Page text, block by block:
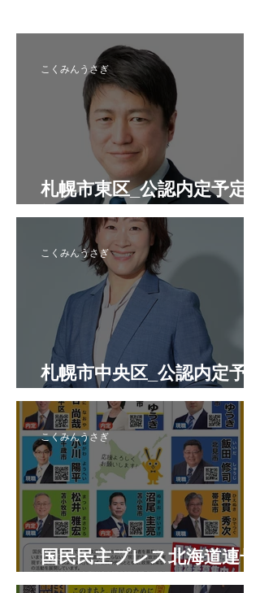
札幌市東区_公認内定予定候
補者
こくみんうさぎ
札幌市中央区_公認内定予定
候補者
こくみんうさぎ
国民民主プレス北海道連号
外 令和8年7月
こくみんうさぎ